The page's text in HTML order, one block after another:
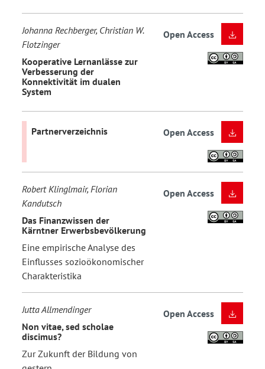
Johanna Rechberger, Christian W.
Flotzinger
Kooperative Lernanlässe zur
Verbesserung der
Konnektivität im dualen
System
Open Access
Partnerverzeichnis Open Access
Robert Klinglmair, Florian
Kandutsch
Das Finanzwissen der
Kärntner Erwerbsbevölkerung
Eine empirische Analyse des
Einflusses sozioökonomischer
Charakteristika
Open Access
Jutta Allmendinger
Non vitae, sed scholae
discimus?
Zur Zukunft der Bildung von
Open Access